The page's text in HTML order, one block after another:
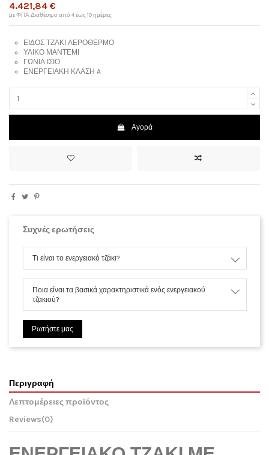
4.421,84 €
με ΦΠΑΔιαθέσιμο από 4 έως 10 ημέρες
ΕΙΔΟΣ ΤΖΑΚΙ ΑΕΡΟΘΕΡΜΟ
ΥΛΙΚΟ ΜΑΝΤΕΜΙ
ΓΩΝΙΑ ΙΣΙΟ
ΕΝΕΡΓΕΙΑΚΗ ΚΛΑΣΗ A
Αγορά
Συχνές ερωτήσεις
Τι είναι το ενεργειακό τζάκι?
Ποια είναι τα βασικά χαρακτηριστικά ενός ενεργειακού
τζακιού?
Ρωτήστε μας
Περιγραφή
Λεπτομέρειες προϊόντος
Reviews(0)